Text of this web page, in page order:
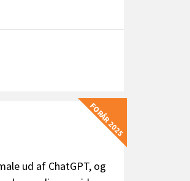
FORÅR 2025
ud af ChatGPT, og